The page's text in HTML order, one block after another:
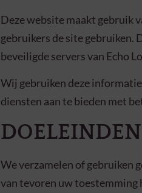
Deze website maakt gebruik
gebruikers de site gebruiken.
beveiligde servers van Echo
Wij gebruiken deze
diensten aan te bieden met
DOELEINDEN
We verzamelen of gebruiken
van tevoren uw toestemming